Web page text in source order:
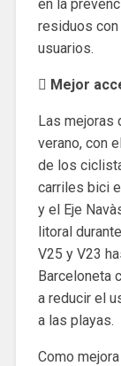
en la
residuos
usuarios.
 Mejor
Las mejoras
verano, con
de los
carriles bici
y el Eje
litoral
V25 y V23
Barceloneta
a reducir el
a las playas.
Como